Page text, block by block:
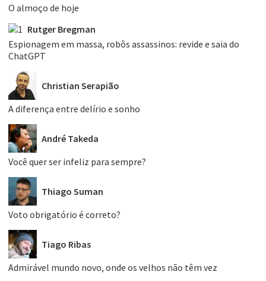
O almoço de hoje
Rutger Bregman
Espionagem em massa, robôs assassinos: revide e saia do
ChatGPT
Christian Serapião
A diferença entre delírio e sonho
André Takeda
Você quer ser infeliz para sempre?
Thiago Suman
Voto obrigatório é correto?
Tiago Ribas
Admirável mundo novo, onde os velhos não têm vez